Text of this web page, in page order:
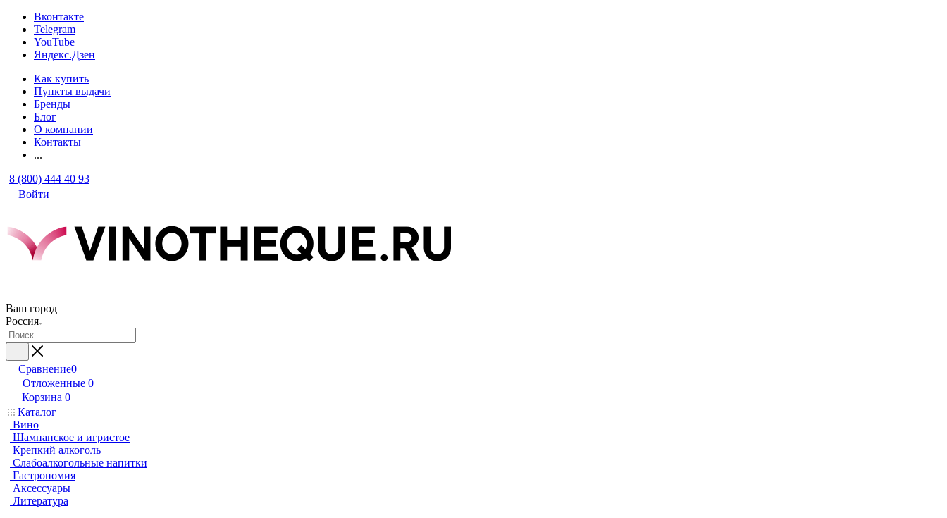
Вконтакте
Telegram
YouTube
Яндекс.Дзен
Как купить
Пункты выдачи
Бренды
Блог
О компании
Контакты
...
8 (800) 444 40 93
Войти
Ваш город
Россия
Сравнение0
Отложенные 0
Корзина 0
Каталог
Вино
Шампанское и игристое
Крепкий алкоголь
Слабоалкогольные напитки
Гастрономия
Аксессуары
Литература